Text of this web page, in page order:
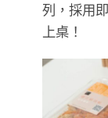
列，採用
上桌！